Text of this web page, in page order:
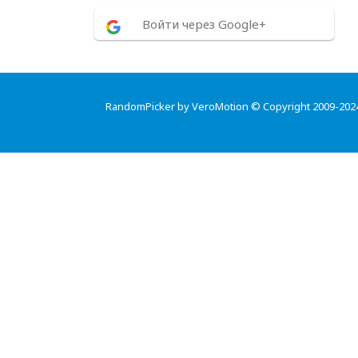
Войти через Google+
RandomPicker by VeroMotion © Copyright 2009-